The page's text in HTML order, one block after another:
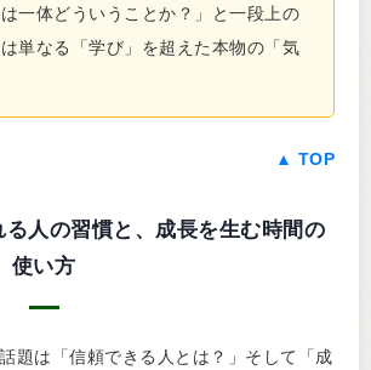
一体どういうことか？」と一段上の
単なる「学び」を超えた本物の「気
▲ TOP
人の習慣と、成長を生む時間の
使い方
題は「信頼できる人とは？」そして「成